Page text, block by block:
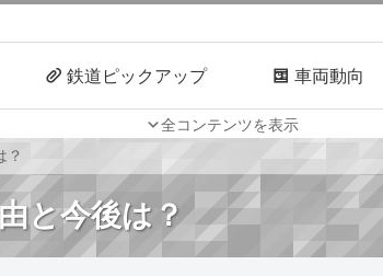
全コンテンツを表示
鉄道ピックアップ 車両動向
路線探訪 ルール
？
と今後は？